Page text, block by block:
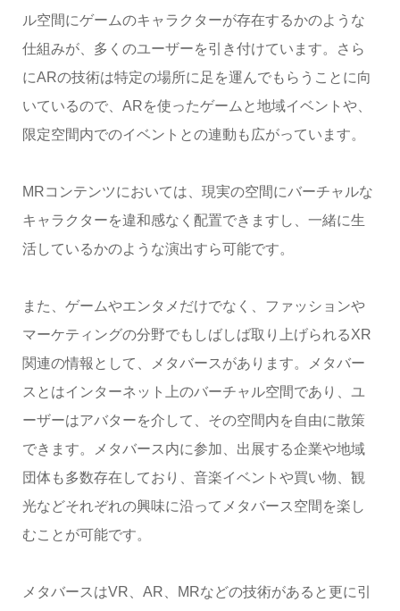
ル空間にゲームのキャラクターが存在するかのような
仕組みが、多くのユーザーを引き付けています。さら
にARの技術は特定の場所に足を運んでもらうことに向
いているので、ARを使ったゲームと地域イベントや、
限定空間内でのイベントとの連動も広がっています。
MRコンテンツにおいては、現実の空間にバーチャルな
キャラクターを違和感なく配置できますし、一緒に生
活しているかのような演出すら可能です。
また、ゲームやエンタメだけでなく、ファッションや
マーケティングの分野でもしばしば取り上げられるXR
関連の情報として、メタバースがあります。メタバー
スとはインターネット上のバーチャル空間であり、ユ
ーザーはアバターを介して、その空間内を自由に散策
できます。メタバース内に参加、出展する企業や地域
団体も多数存在しており、音楽イベントや買い物、観
光などそれぞれの興味に沿ってメタバース空間を楽し
むことが可能です。
メタバースはVR、AR、MRなどの技術があると更に引